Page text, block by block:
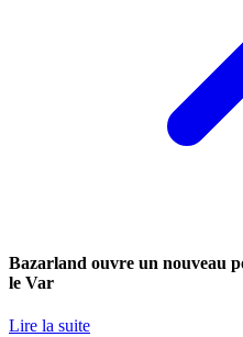
Bazarland ouvre un nouveau
le Var
Lire la suite